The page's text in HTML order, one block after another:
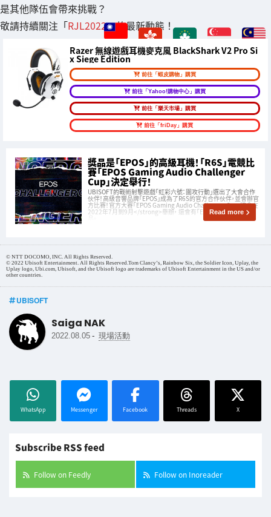
是其他隊伍會帶來挑戰？
敬請持續關注「RJL2022」的最新動態！
Razer 無線遊戲耳機麥克風 BlackShark V2 Pro Si
x Siege Edition
前往「蝦皮購物」購買
前往「Yahoo!購物中心」購買
前往「樂天市場」購買
前往「friDay」購買
獎品是「EPOS」的高級耳機！「R6S」電競比
賽「EPOS Gaming Audio Challenger
Cup」決定舉行！
UBISOFT的戰術射擊遊戲「虹彩六號：圍攻行動」選出了大會合作
伙伴！高級音響品牌「EPOS」成為了R6S的官方合作伙伴，並會辦官
方比賽！官方大賽「EPOS Gaming Audio Challenger Cup」將會在
2022年7月到9月</strong>舉辦， 還會有「EPOS」高級耳機作獎
Read more
© NTT DOCOMO, INC. All Rights Reserved.
© 2022 Ubisoft Entertainment. All Rights Reserved.Tom Clancy’s, Rainbow Six, the Soldier Icon, Uplay, the
Uplay logo, Ubi.com, Ubisoft, and the Ubisoft logo are trademarks of Ubisoft Entertainment in the US and/or
other countries.
UBISOFT
Saiga NAK
2022.08.05 - 現場活動
WhatsApp Messenger Facebook Threads X
Subscribe RSS feed
Follow on Feedly Follow on Inoreader